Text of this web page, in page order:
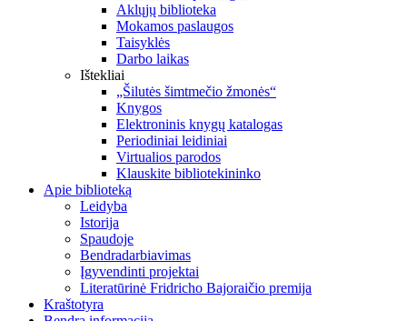
Aklųjų biblioteka
Mokamos paslaugos
Taisyklės
Darbo laikas
Ištekliai
„Šilutės šimtmečio žmonės“
Knygos
Elektroninis knygų katalogas
Periodiniai leidiniai
Virtualios parodos
Klauskite bibliotekininko
Apie biblioteką
Leidyba
Istorija
Spaudoje
Bendradarbiavimas
Įgyvendinti projektai
Literatūrinė Fridricho Bajoraičio premija
Kraštotyra